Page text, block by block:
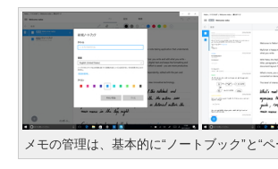
メモの管理は、基本的に“ノートブック”と“ペ